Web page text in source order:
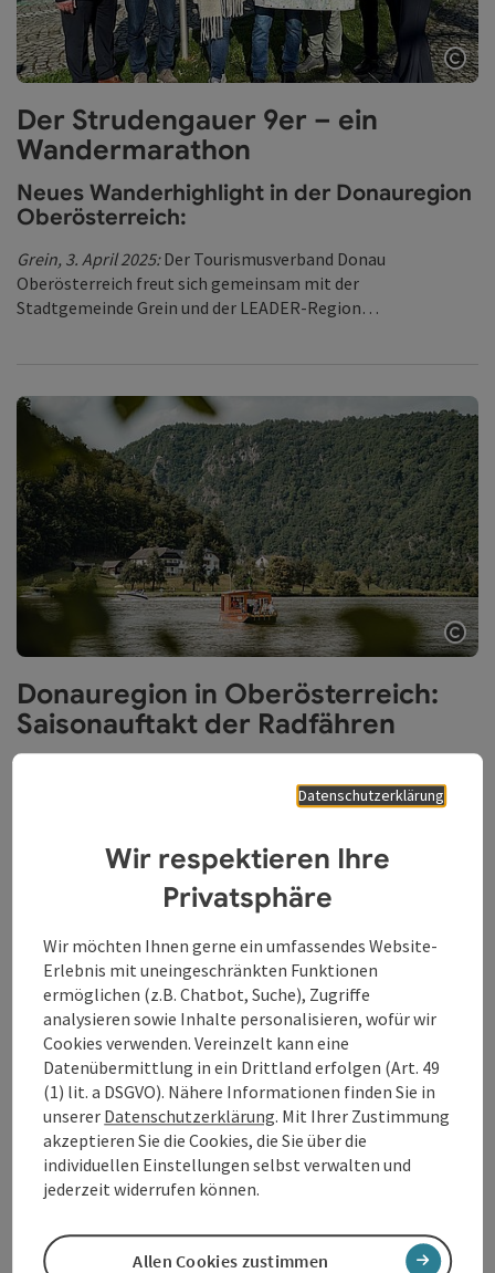
Der Strudengauer 9er – ein
Wandermarathon
Neues Wanderhighlight in der Donauregion
Oberösterreich:
Grein, 3. April 2025:Der Tourismusverband Donau
Oberösterreich freut sich gemeinsam mit der
Stadtgemeinde Grein und der LEADER-Region…
Donauregion in Oberösterreich:
Saisonauftakt der Radfähren
oberösterreichischen Donau nehmen vollen
Donauregion in Oberösterreich:
Frühstart in die Abenteuer-Saison
Datenschutzerklärung
Wir respektieren Ihre
Privatsphäre
Wir möchten Ihnen gerne ein umfassendes Website-
Erlebnis mit uneingeschränkten Funktionen
ermöglichen (z.B. Chatbot, Suche), Zugriffe
analysieren sowie Inhalte personalisieren, wofür wir
Cookies verwenden. Vereinzelt kann eine
Datenübermittlung in ein Drittland erfolgen (Art. 49
(1) lit. a DSGVO). Nähere Informationen finden Sie in
unserer Datenschutzerklärung. Mit Ihrer Zustimmung
akzeptieren Sie die Cookies, die Sie über die
individuellen Einstellungen selbst verwalten und
jederzeit widerrufen können.
Allen Cookies zustimmen